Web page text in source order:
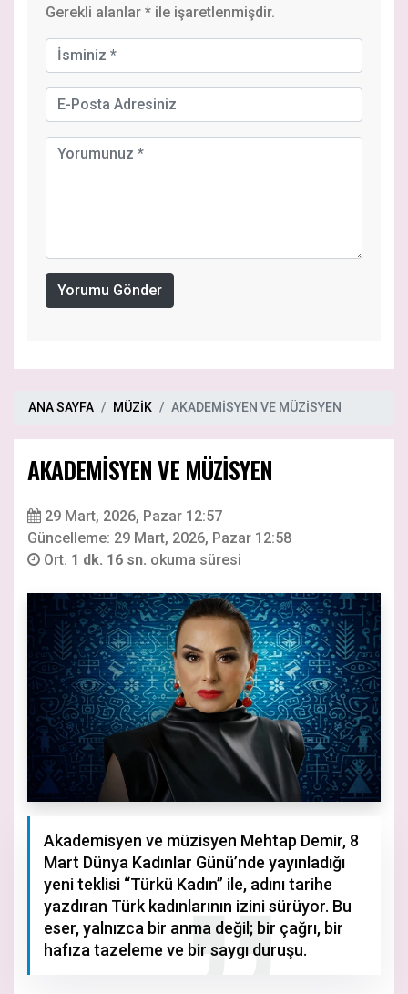
Gerekli alanlar * ile işaretlenmişdir.
Yorumu Gönder
ANA SAYFA MÜZİK AKADEMİSYEN VE MÜZİSYEN
AKADEMİSYEN VE MÜZİSYEN
29 Mart, 2026, Pazar 12:57
Güncelleme: 29 Mart, 2026, Pazar 12:58
Ort. 1 dk. 16 sn. okuma süresi
Akademisyen ve müzisyen Mehtap Demir, 8
Mart Dünya Kadınlar Günü’nde yayınladığı
yeni teklisi “Türkü Kadın” ile, adını tarihe
yazdıran Türk kadınlarının izini sürüyor. Bu
eser, yalnızca bir anma değil; bir çağrı, bir
hafıza tazeleme ve bir saygı duruşu.